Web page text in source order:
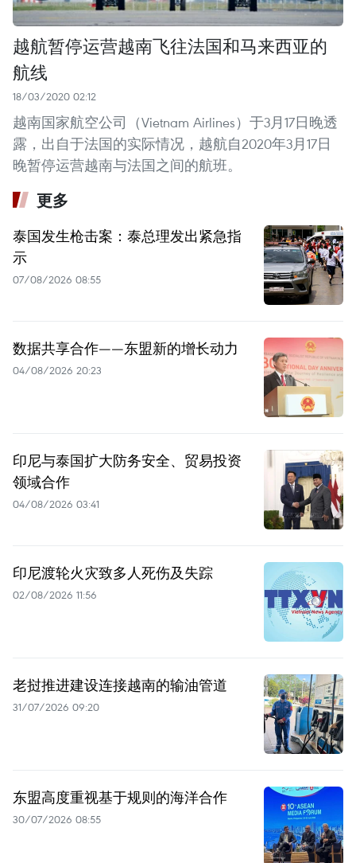
越航暂停运营越南飞往法国和马来西亚的
航线
18/03/2020 02:12
越南国家航空公司（Vietnam Airlines）于3月17日晚透
露，出自于法国的实际情况，越航自2020年3月17日
晚暂停运营越南与法国之间的航班。
更多
泰国发生枪击案：泰总理发出紧急指
示
07/08/2026 08:55
数据共享合作——东盟新的增长动力
04/08/2026 20:23
印尼与泰国扩大防务安全、贸易投资
领域合作
04/08/2026 03:41
印尼渡轮火灾致多人死伤及失踪
02/08/2026 11:56
老挝推进建设连接越南的输油管道
31/07/2026 09:20
东盟高度重视基于规则的海洋合作
30/07/2026 08:55